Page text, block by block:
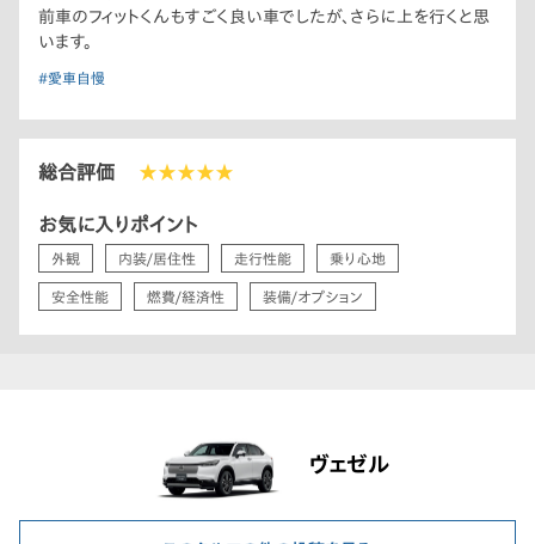
前車のフィットくんもすごく良い車でしたが、さらに上を行くと思
います。
#愛車自慢
総合評価 ★★★★★
お気に入りポイント
外観 内装/居住性 走行性能 乗り心地
安全性能 燃費/経済性 装備/オプション
ヴェゼル